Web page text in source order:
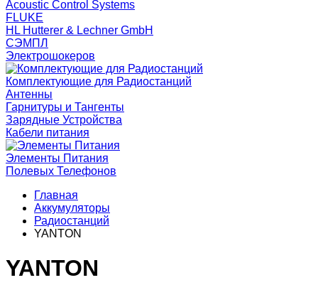
Acoustic Control Systems
FLUKE
HL Hutterer & Lechner GmbH
СЭМПЛ
Электрошокеров
Комплектующие для Радиостанций
Антенны
Гарнитуры и Тангенты
Зарядные Устройства
Кабели питания
Элементы Питания
Полевых Телефонов
Главная
Аккумуляторы
Радиостанций
YANTON
YANTON